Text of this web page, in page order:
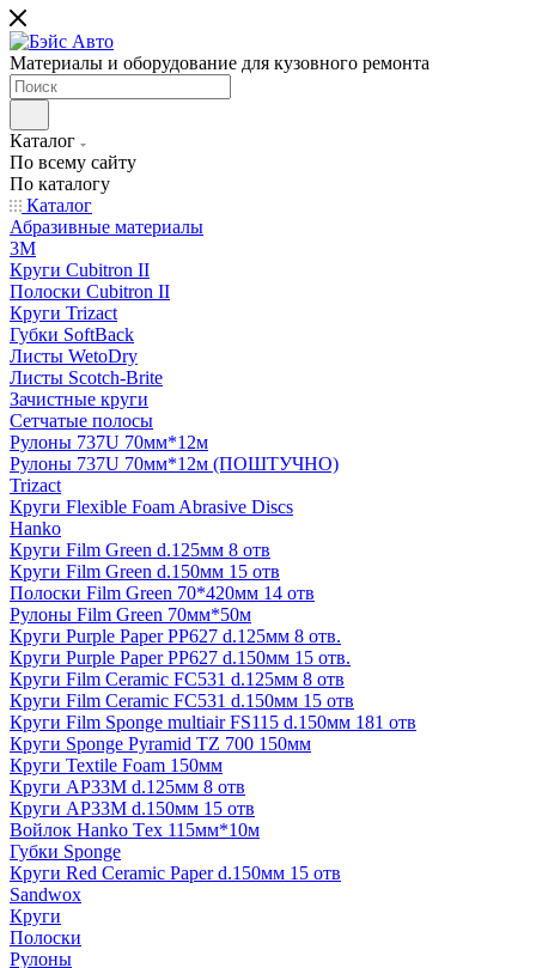
Материалы и оборудование для кузовного ремонта
Каталог
По всему сайту
По каталогу
Каталог
Абразивные материалы
3M
Круги Cubitron II
Полоски Cubitron II
Круги Trizact
Губки SoftBack
Листы WetoDry
Листы Scotch-Brite
Зачистные круги
Сетчатые полосы
Рулоны 737U 70мм*12м
Рулоны 737U 70мм*12м (ПОШТУЧНО)
Trizact
Круги Flexible Foam Abrasive Discs
Hanko
Круги Film Green d.125мм 8 отв
Круги Film Green d.150мм 15 отв
Полоски Film Green 70*420мм 14 отв
Рулоны Film Green 70мм*50м
Круги Purple Paper PP627 d.125мм 8 отв.
Круги Purple Paper PP627 d.150мм 15 отв.
Круги Film Ceramic FC531 d.125мм 8 отв
Круги Film Ceramic FC531 d.150мм 15 отв
Круги Film Sponge multiair FS115 d.150мм 181 отв
Круги Sponge Pyramid TZ 700 150мм
Круги Textile Foam 150мм
Круги AP33M d.125мм 8 отв
Круги AP33M d.150мм 15 отв
Войлок Hanko Tех 115мм*10м
Губки Sponge
Круги Red Ceramic Paper d.150мм 15 отв
Sandwox
Круги
Полоски
Рулоны